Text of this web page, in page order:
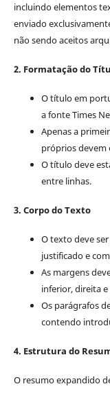
incluindo elementos
enviado
não sendo aceitos
2. Formatação do
O título em
a fonte Times
Apenas a
próprios devem
O título deve
entre linhas.
3. Corpo do Texto
O texto deve
justificado e
As margens
inferior, direita
Os parágrafos
contendo
4. Estrutura do
O resumo expandido